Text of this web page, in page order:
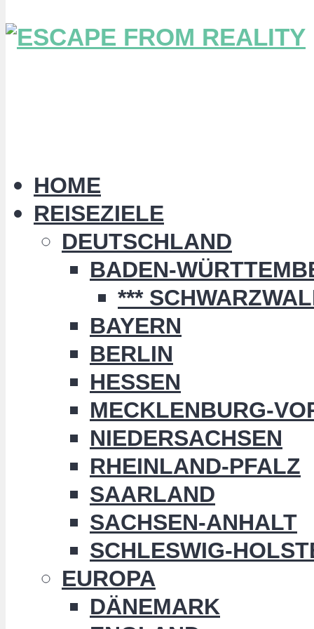
HOME
REISEZIELE
DEUTSCHLAND
BADEN-
***
BAYERN
BERLIN
HESSEN
MECKLENBURG-
NIEDERSACHSEN
RHEINLAND-PFALZ
SAARLAND
SACHSEN-ANHALT
SCHLESWIG-
EUROPA
DÄNEMARK